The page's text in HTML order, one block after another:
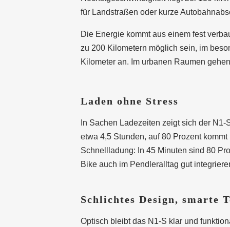
für Landstraßen oder kurze
Die Energie kommt aus einem fest
zu 200 Kilometern möglich sein, im
Kilometer an. Im urbanen Raumen
Laden ohne Stress
In Sachen Ladezeiten zeigt sich der
etwa 4,5 Stunden, auf 80 Prozent
Schnellladung: In 45 Minuten sind 80
Bike auch im Pendleralltag gut
Schlichtes Design, smarte
Optisch bleibt das N1-S klar und